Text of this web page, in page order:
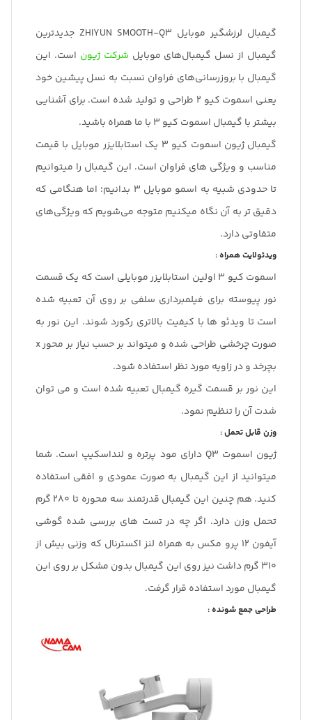
گیمبال لرزشگیر موبایل ZHIYUN SMOOTH-Q3 جدیدترین
گیمبال از نسل گیمبال‌های موبایل شرکت ژیون است. این
گیمبال با بروزرسانی‌های فراوان نسبت به نسل پیشین خود
یعنی اسموت کیو 2 طراحی و تولید شده است. برای آشنایی
بیشتر با گیمبال اسموت کیو 3 با ما همراه باشید.
گیمبال ژیون اسموت کیو 3 یک استابلایزر موبایل با قیمت
مناسب و ویژگی های فراوان است. این گیمبال را میتوانیم
تا حدودی شبیه به اسمو موبایل 3 بدانیم؛ اما هنگامی که
دقیق تر به آن نگاه میکنیم متوجه می‌شویم که ویژگی‌های
متفاوتی دارد.
ویدئولایت همراه :
اسموت کیو 3 اولین استابلایزر موبایلی است که یک قسمت
نور پیوسته برای فیلمبرداری سلفی بر روی آن تعبیه شده
است تا ویدئو ها با کیفیت بالاتری رکورد شوند. این نور به
صورت چرخشی طراحی شده و میتواند بر حسب نیاز بر محور x
بچرخد و در زاویه مورد نظر استفاده شود.
این نور بر قسمت گیره گیمبال تعبیه شده است و می توان
شدت آن را تنظیم نمود.
وزن قابل تحمل :
ژیون اسموت Q3 دارای مود پرتره و لنداسکیپ است. شما
میتوانید از این گیمبال به صورت عمودی و افقی استفاده
کنید. هم چنین این گیمبال قدرتمند سه محوره تا 280 گرم
تحمل وزن دارد. اگر چه در تست های بررسی شده گوشی
آیفون 12 پرو مکس به همراه لنز اکسترنال که وزنی بیش از
310 گرم داشت نیز روی این گیمبال بدون مشکل بر روی این
گیمبال مورد استفاده قرار گرفت.
طراحی جمع شونده :